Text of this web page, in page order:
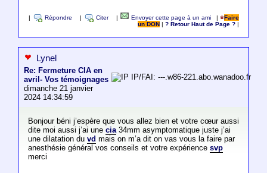
Répondre Citer Envoyer cette page à un ami |
Faire
un DON
|? Retour Haut de Page ?
Lynel
Re: Fermeture CIA en
avril- Vos témoignages
dimanche 21 janvier
2024 14:34:59
IP/FAI: ---.w86-221.abo.wanadoo.fr
Bonjour béni j’espère que vous allez bien et votre cœur aussi
dite moi aussi j’ai une cia34mm asymptomatique juste j’ai
une dilatation du vd mais on m’a dit on vas vous la faire par
anesthésie général vos conseils et votre expérience svp
merci